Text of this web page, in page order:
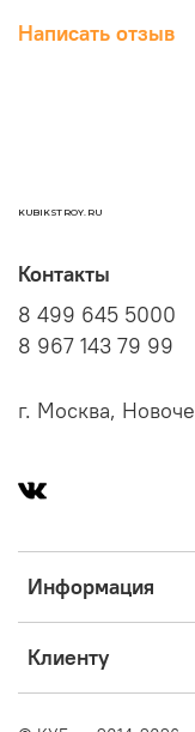
Написать отзыв
KUBIKSTROY.RU
Информация
Клиенту
Контакты
8 499 645 5000
8 967 143 79 99
г. Москва,